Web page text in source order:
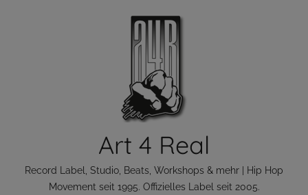
Art 4 Real
Record Label, Studio, Beats, Workshops & mehr | Hip Hop
Movement seit 1995. Offizielles Label seit 2005.